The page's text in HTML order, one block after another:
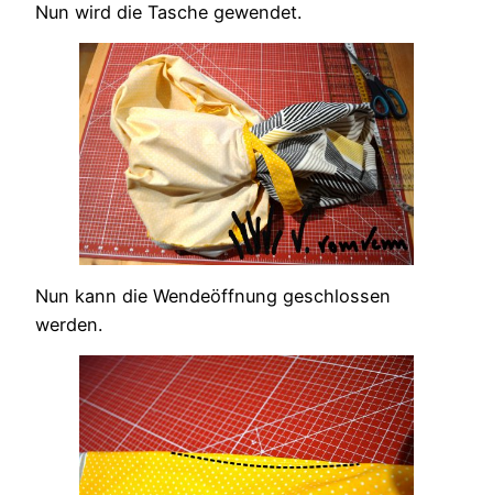
Nun wird die Tasche gewendet.
Nun kann die Wendeöffnung geschlossen
werden.